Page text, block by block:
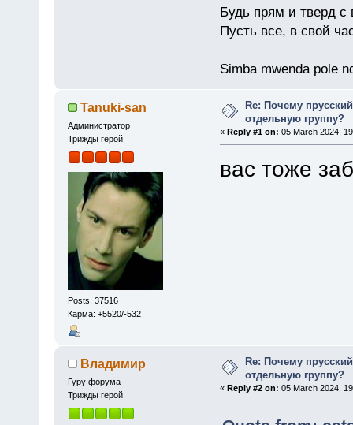
Будь прям и тверд с
Пусть все, в свой
Simba mwenda pole
Tanuki-san
Администратор
Трижды герой
Posts: 37516
Карма: +5520/-532
Re: Почему
отдельную группу?
« Reply #1 on: 05 March 2024,
вас тоже
Владимир
Гуру форума
Трижды герой
Re: Почему
отдельную группу?
« Reply #2 on: 05 March 2024,